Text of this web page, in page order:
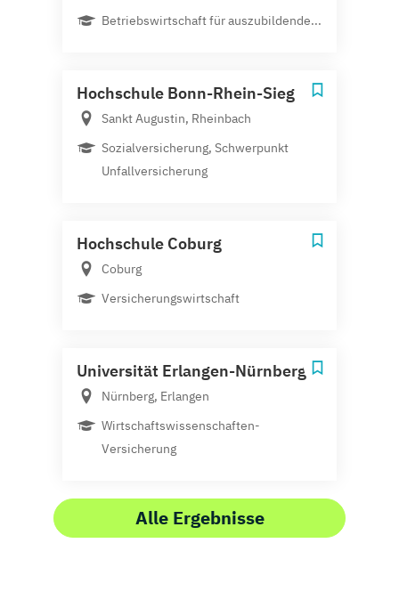
Betriebswirtschaft für auszubildende...
Hochschule Bonn-Rhein-Sieg
Sankt Augustin, Rheinbach
Sozialversicherung, Schwerpunkt
Unfallversicherung
Hochschule Coburg
Coburg
Versicherungswirtschaft
Universität Erlangen-Nürnberg
Nürnberg, Erlangen
Wirtschaftswissenschaften-
Versicherung
Alle Ergebnisse